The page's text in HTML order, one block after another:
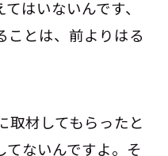
はいないんです、
ことは、前よりはる
取材してもらったと
てないんですよ。そ